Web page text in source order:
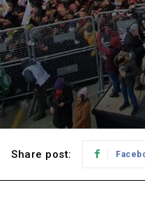
Share post: